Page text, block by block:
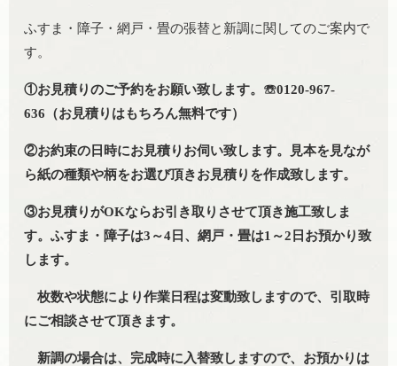
ふすま・障子・網戸・畳の張替と新調に関してのご案内で
す。
①お見積りのご予約をお願い致します。☏0120-967-
636（お見積りはもちろん無料です）
②お約束の日時にお見積りお伺い致します。見本を見なが
ら紙の種類や柄をお選び頂きお見積りを作成致します。
③お見積りがOKならお引き取りさせて頂き施工致しま
す。ふすま・障子は3～4日、網戸・畳は1～2日お預かり致
します。
枚数や状態により作業日程は変動致しますので、引取時
にご相談させて頂きます。
新調の場合は、完成時に入替致しますので、お預かりは